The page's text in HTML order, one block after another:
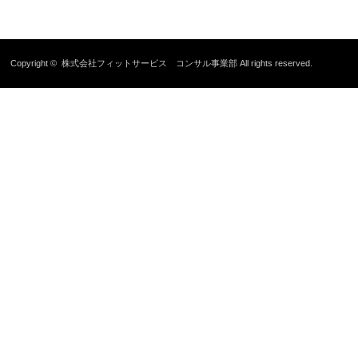
Copyright ©株式会社フィットサービス コンサル事業部 All rights reserved.